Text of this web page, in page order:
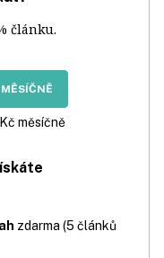
článku.
měsíčně
zdarma (5 článků